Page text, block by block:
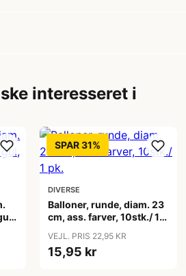
interesseret i
SPAR 31%
DIVERSE
Balloner, runde, diam. 23
cm, ass. farver, 10stk./ 1
VEJL. PRIS 22,95 KR
15,95 kr